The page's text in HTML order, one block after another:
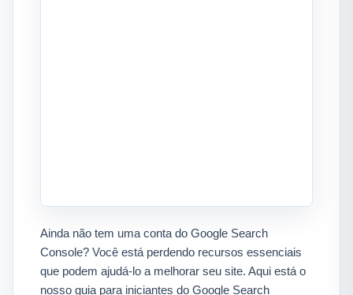
Ainda não tem uma conta do Google Search
Console? Você está perdendo recursos essenciais
que podem ajudá-lo a melhorar seu site. Aqui está o
nosso guia para iniciantes do Google Search